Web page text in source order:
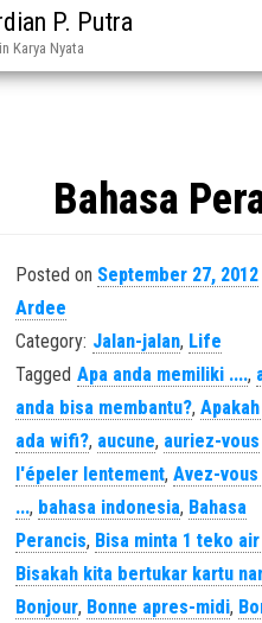
P. Putra
Karya Nyata
Bahasa
Posted on September 27, 2012
Ardee
Category: Jalan-jalan, Life
Tagged Apa anda memiliki ....,
anda bisa membantu?,
ada wifi?, aucune, auriez-vous
l'épeler lentement, Avez-
..., bahasa indonesia, Bahasa
Perancis, Bisa minta 1 teko
Bisakah kita bertukar kartu
Bonjour, Bonne apres-midi,